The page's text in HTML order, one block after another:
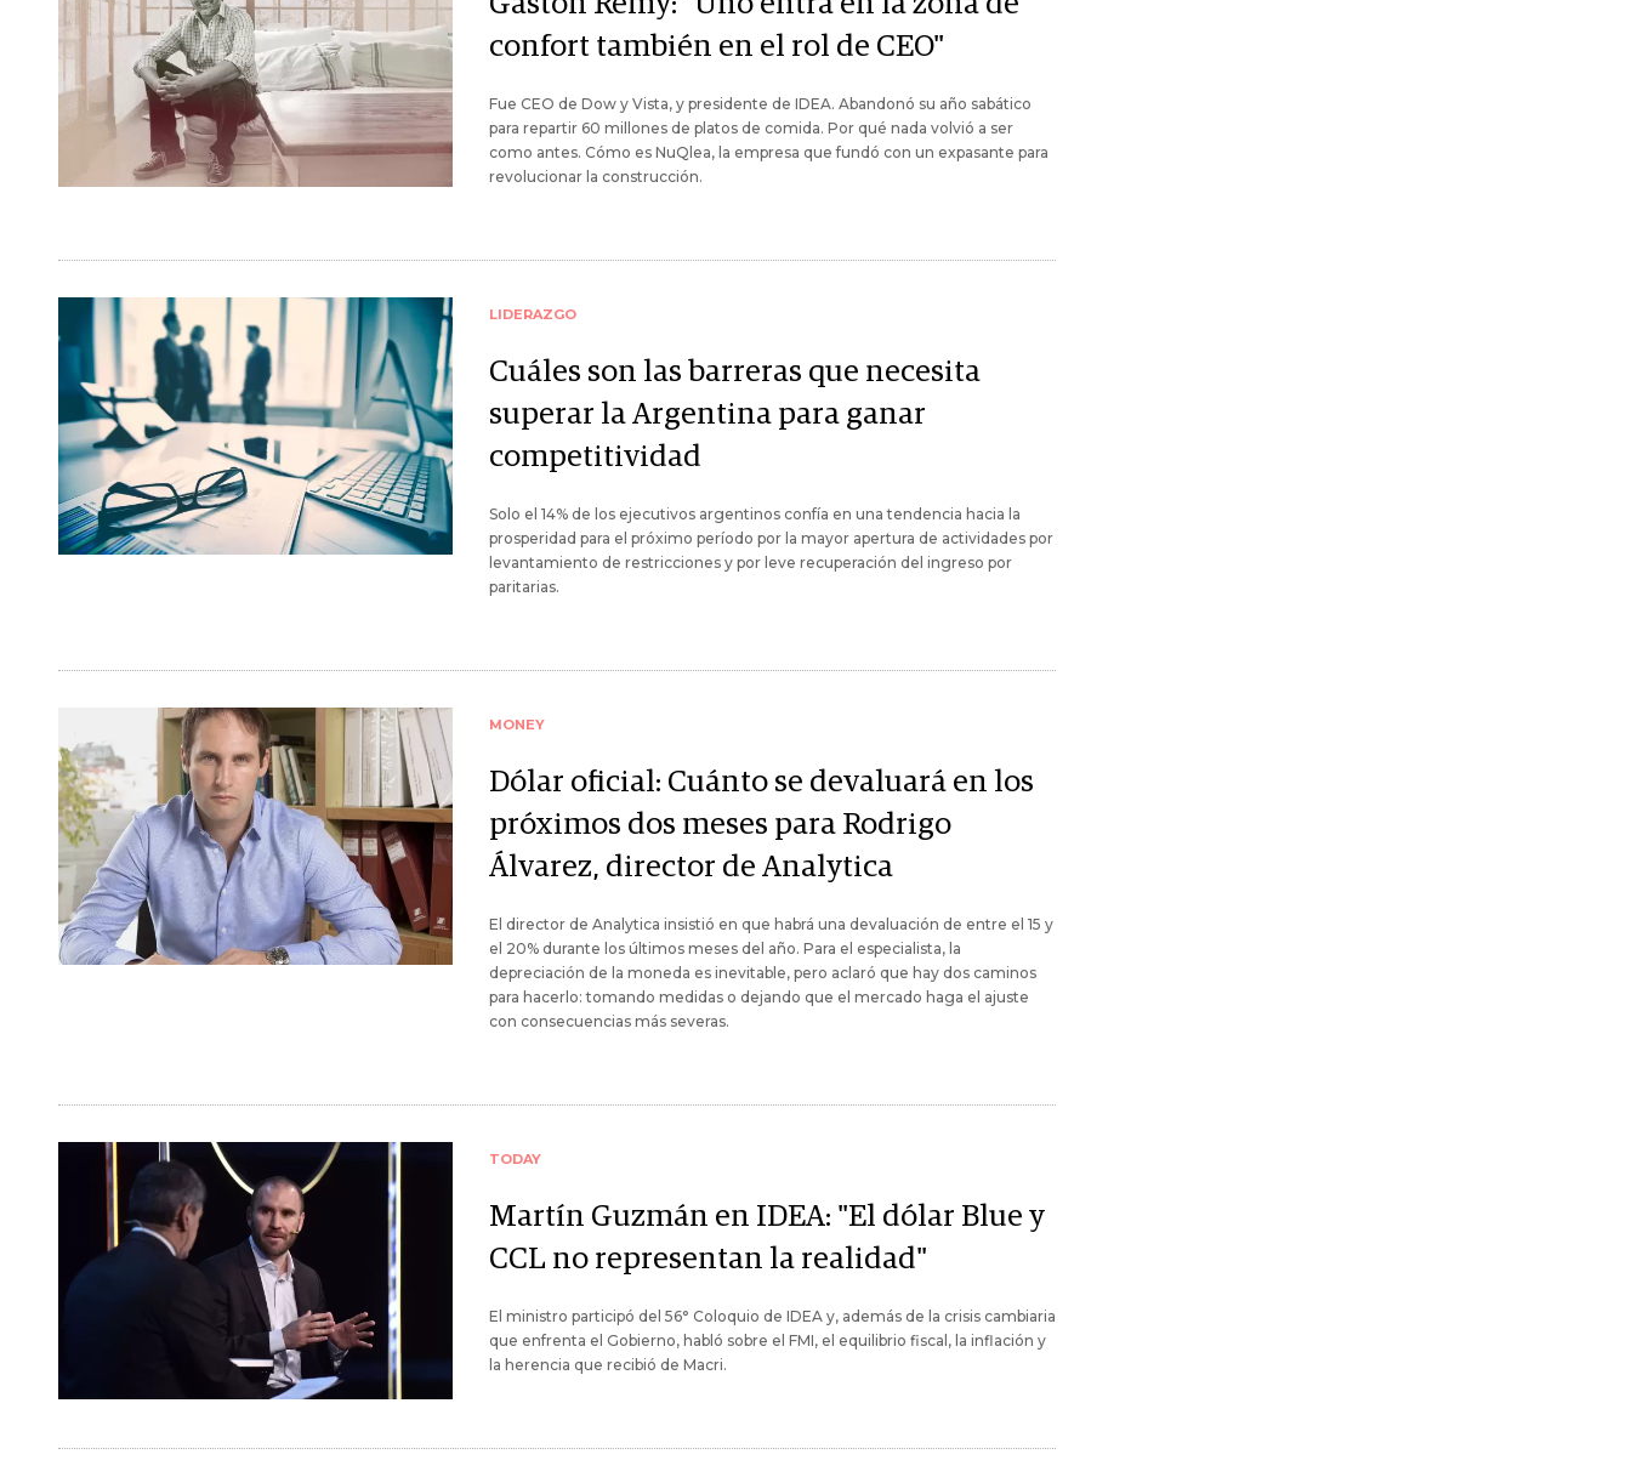
confort también en el rol de CEO"
Fue CEO de Dow y Vista, y presidente de IDEA. Abandonó su año sabático
para repartir 60 millones de platos de comida. Por qué nada volvió a ser
como antes. Cómo es NuQlea, la empresa que fundó con un expasante para
revolucionar la construcción.
LIDERAZGO
Cuáles son las barreras que necesita
superar la Argentina para ganar
competitividad
Solo el 14% de los ejecutivos argentinos confía en una tendencia hacia la
prosperidad para el próximo período por la mayor apertura de actividades por
levantamiento de restricciones y por leve recuperación del ingreso por
paritarias.
MONEY
Dólar oficial: Cuánto se devaluará en los
próximos dos meses para Rodrigo
Álvarez, director de Analytica
El director de Analytica insistió en que habrá una devaluación de entre el 15 y
el 20% durante los últimos meses del año. Para el especialista, la
depreciación de la moneda es inevitable, pero aclaró que hay dos caminos
para hacerlo: tomando medidas o dejando que el mercado haga el ajuste
con consecuencias más severas.
TODAY
Martín Guzmán en IDEA: "El dólar Blue y
CCL no representan la realidad"
El ministro participó del 56° Coloquio de IDEA y, además de la crisis cambiaria
que enfrenta el Gobierno, habló sobre el FMI, el equilibrio fiscal, la inflación y
la herencia que recibió de Macri.